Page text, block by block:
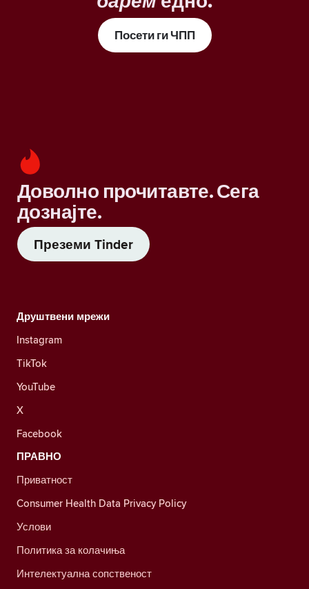
Посети ги ЧПП
Доволно прочитавте. Сега
дознајте.
Преземи Tinder
Друштвени мрежи
Instagram
TikTok
YouTube
X
Facebook
ПРАВНО
Приватност
Consumer Health Data Privacy Policy
Услови
Политика за колачиња
Интелектуална сопственост